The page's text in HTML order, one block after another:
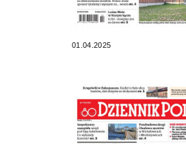
01.04.2025